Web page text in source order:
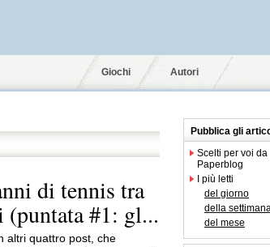
Giochi Autori
di tennis tra
#1: gl...
altri quattro post, che
Pubblica gli
Scelti per voi da
Paperblog
I più letti
del giorno
della
del mese